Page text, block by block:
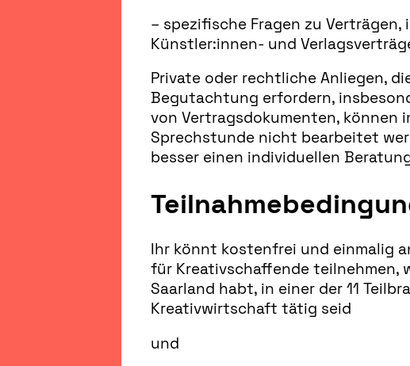
– spezifische Fragen zu Verträgen,
Künstler:innen- und
Private oder rechtliche Anliegen,
Begutachtung erfordern,
von Vertragsdokumenten, können
Sprechstunde nicht bearbeitet
besser einen individuellen
Ihr könnt kostenfrei und einmalig
für Kreativschaffende teilnehmen,
Saarland habt, in einer der 11
Kreativwirtschaft tätig seid
und